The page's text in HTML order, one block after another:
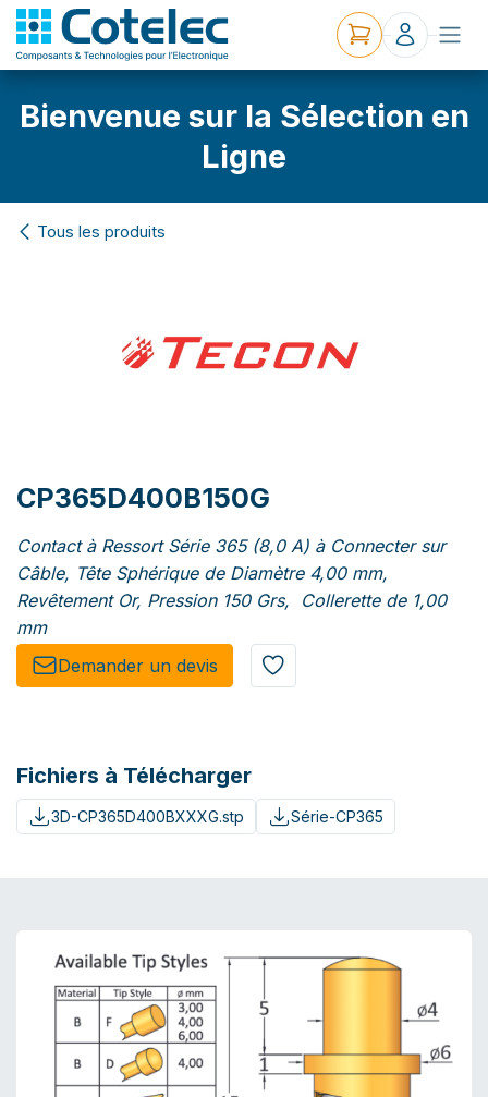
Bienvenue sur la Sélection en
Ligne
Tous les produits
CP365D400B150G
Contact à Ressort Série 365 (8,0 A) à Connecter sur
Câble, Tête Sphérique de Diamètre 4,00 mm,
Revêtement Or, Pression 150 Grs, Collerette de 1,00
mm
Demander un de​​vis​​
Fichiers à Télécharger
3D-CP365D400BXXXG.stp Série-CP365